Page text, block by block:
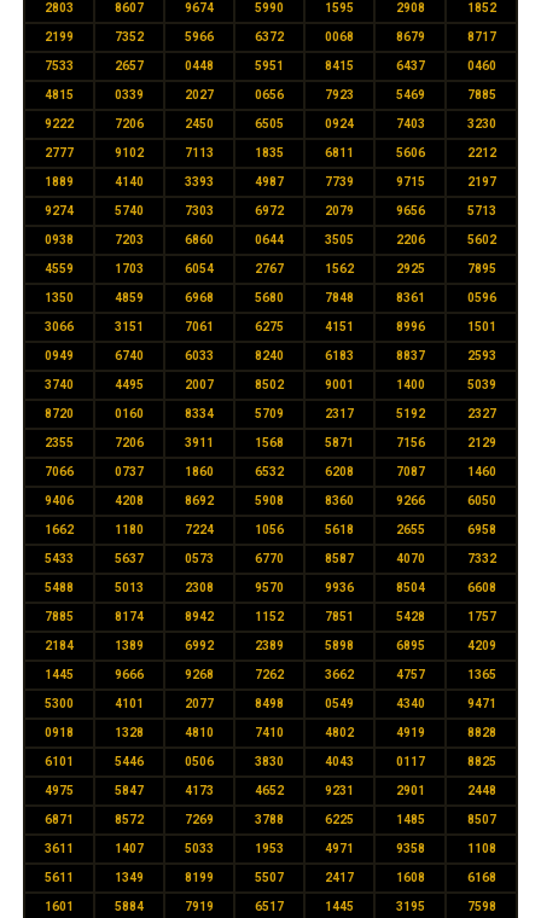
2803 8607 9674 5990 1595 2908 1852
2199 7352 5966 6372 0068 8679 8717
7533 2657 0448 5951 8415 6437 0460
4815 0339 2027 0656 7923 5469 7885
9222 7206 2450 6505 0924 7403 3230
2777 9102 7113 1835 6811 5606 2212
1889 4140 3393 4987 7739 9715 2197
9274 5740 7303 6972 2079 9656 5713
0938 7203 6860 0644 3505 2206 5602
4559 1703 6054 2767 1562 2925 7895
1350 4859 6968 5680 7848 8361 0596
3066 3151 7061 6275 4151 8996 1501
0949 6740 6033 8240 6183 8837 2593
3740 4495 2007 8502 9001 1400 5039
8720 0160 8334 5709 2317 5192 2327
2355 7206 3911 1568 5871 7156 2129
7066 0737 1860 6532 6208 7087 1460
9406 4208 8692 5908 8360 9266 6050
1662 1180 7224 1056 5618 2655 6958
5433 5637 0573 6770 8587 4070 7332
5488 5013 2308 9570 9936 8504 6608
7885 8174 8942 1152 7851 5428 1757
2184 1389 6992 2389 5898 6895 4209
1445 9666 9268 7262 3662 4757 1365
5300 4101 2077 8498 0549 4340 9471
0918 1328 4810 7410 4802 4919 8828
6101 5446 0506 3830 4043 0117 8825
4975 5847 4173 4652 9231 2901 2448
6871 8572 7269 3788 6225 1485 8507
3611 1407 5033 1953 4971 9358 1108
5611 1349 8199 5507 2417 1608 6168
1601 5884 7919 6517 1445 3195 7598